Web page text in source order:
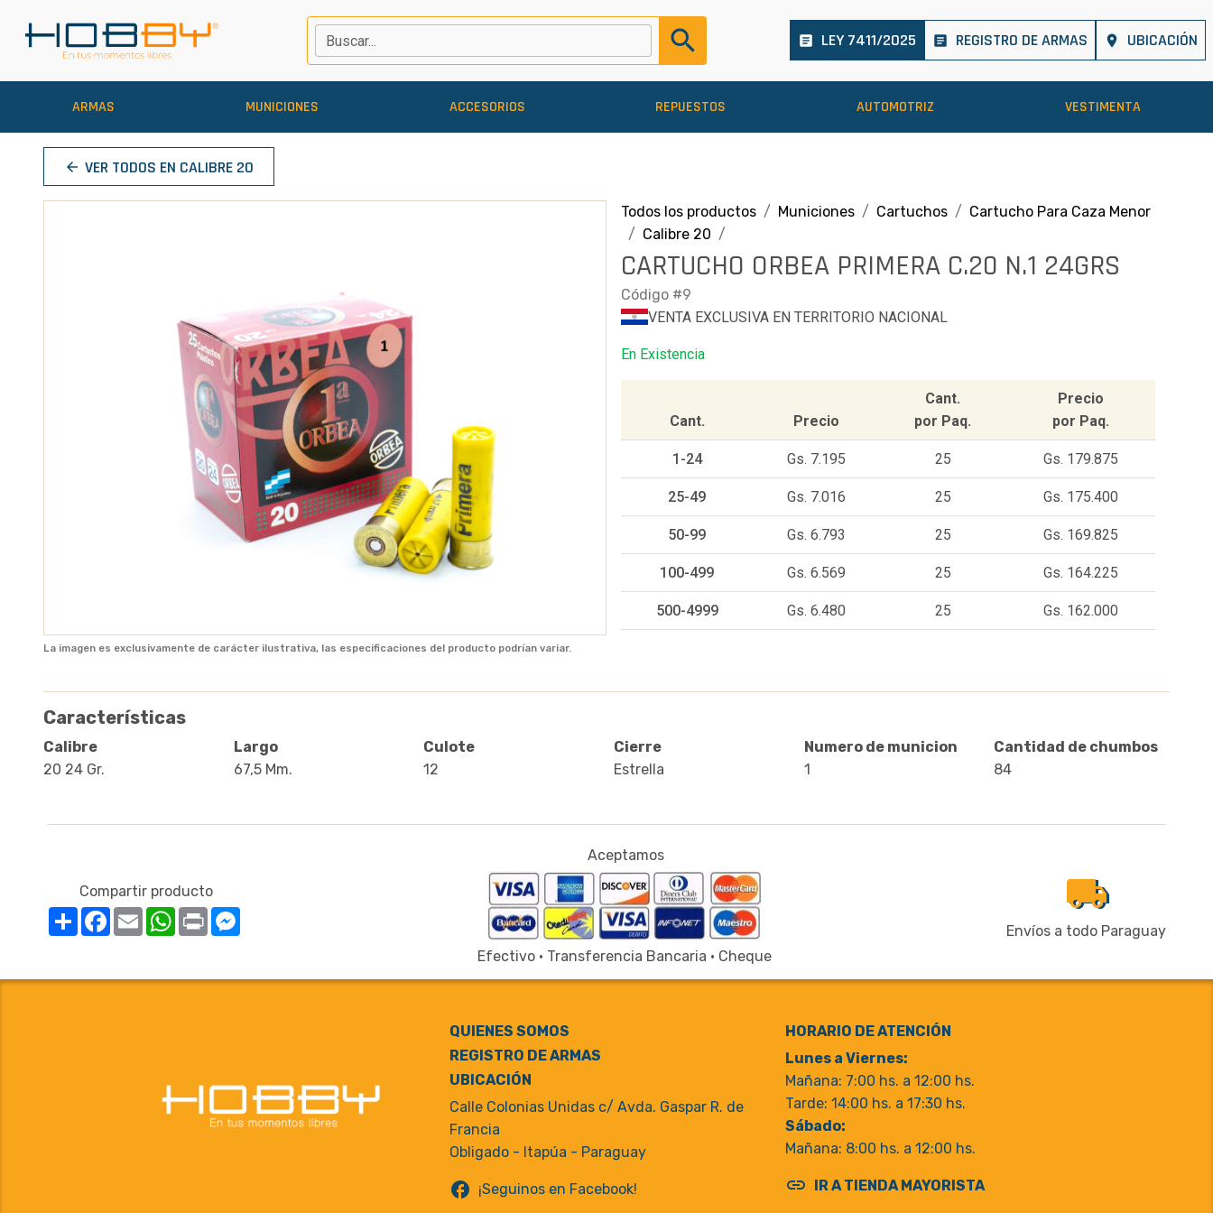
Buscar... search article LEY 7411/2025 article REGISTRO DE ARMAS place UBICACIÓN
ARMAS MUNICIONES ACCESORIOS REPUESTOS AUTOMOTRIZ VESTIMENTA
arrow_back VER TODOS EN CALIBRE 20
La imagen es exclusivamente de carácter ilustrativa, las especificaciones del producto podrían variar.
Todos los productos Municiones Cartuchos
Cartucho Para Caza Menor
Calibre 20
CARTUCHO ORBEA PRIMERA C.20 N.1 24GRS
Código #9
VENTA EXCLUSIVA EN TERRITORIO NACIONAL
En Existencia
Cant. Precio
Cant.
por Paq.
Precio
por Paq.
1-24 Gs. 7.195 25 Gs. 179.875
25-49 Gs. 7.016 25 Gs. 175.400
50-99 Gs. 6.793 25 Gs. 169.825
100-499 Gs. 6.569 25 Gs. 164.225
500-4999 Gs. 6.480 25 Gs. 162.000
Características
Calibre
20 24 Gr.
Largo
67,5 Mm.
Culote
12
Cierre
Estrella
Numero de municion
1
Cantidad de chumbos
84
Compartir producto
CompartirFacebook
Email WhatsApp
Print
Aceptamos
Efectivo · Transferencia Bancaria · Cheque
local_shipping
Envíos a todo Paraguay
QUIENES SOMOS
REGISTRO DE ARMAS
UBICACIÓN
Calle Colonias Unidas c/ Avda. Gaspar R. de
Francia
Obligado - Itapúa - Paraguay
facebook ¡Seguinos en Facebook!
HORARIO DE ATENCIÓN
Lunes a Viernes:
Mañana: 7:00 hs. a 12:00 hs.
Tarde: 14:00 hs. a 17:30 hs.
Sábado:
Mañana: 8:00 hs. a 12:00 hs.
link IR A TIENDA MAYORISTA